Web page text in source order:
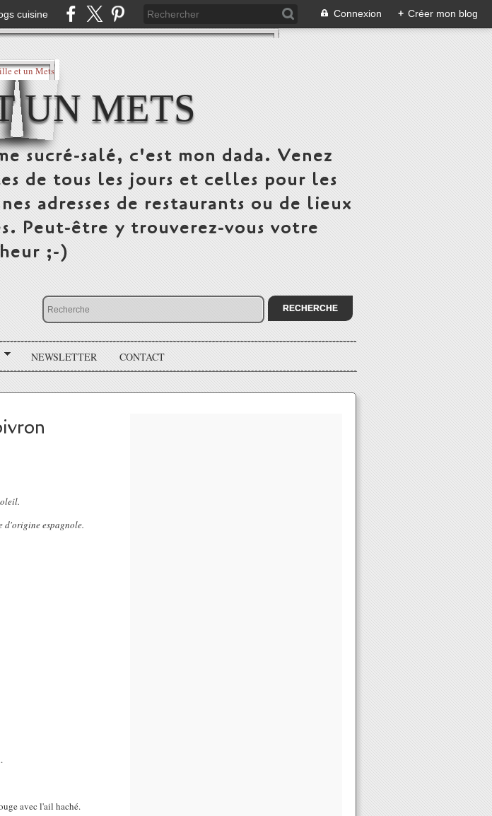
cuisine Connexion + Créer mon blog
UN METS
sucré-salé, c'est mon dada. Venez
de tous les jours et celles pour les
adresses de restaurants ou de lieux
Peut-être y trouverez-vous votre
;-)
NEWSLETTER CONTACT
d'origine espagnole.
avec l'ail haché.